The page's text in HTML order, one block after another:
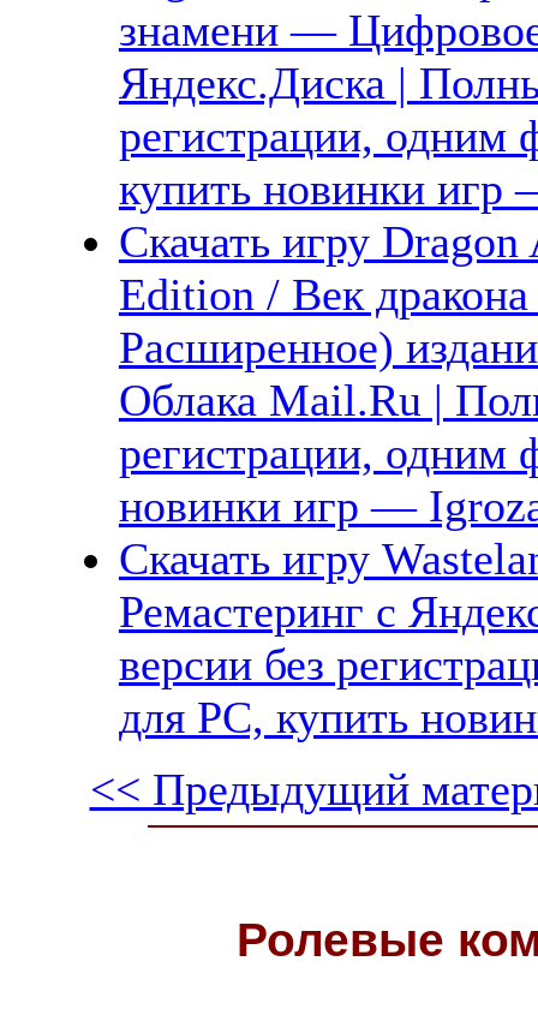
знамени —
Яндекс.Диска |
регистрации, одним
купить новинки
Скачать игру
Edition / Век
Расширенное)
Облака Mail.Ru |
регистрации, одним
новинки игр —
Скачать игру
Ремастеринг с
версии без
для PC, купить
<< Предыдущий
Ролевые